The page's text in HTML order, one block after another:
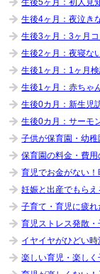
生後4ヶ月：夜泣き
生後3ヶ月：3ヶ月
生後2ヶ月：夜寝な
生後1ヶ月：1ヶ月
生後1ヶ月：赤ちゃ
生後0カ月：新生児
生後0カ月：サーモ
子供が保育園・幼
保育園の料金・費
育児でお金がない
妊娠と出産でもらえ
子育て・育児に疲
育児ストレス発散
イヤイヤがひどい
楽しい育児・楽しく